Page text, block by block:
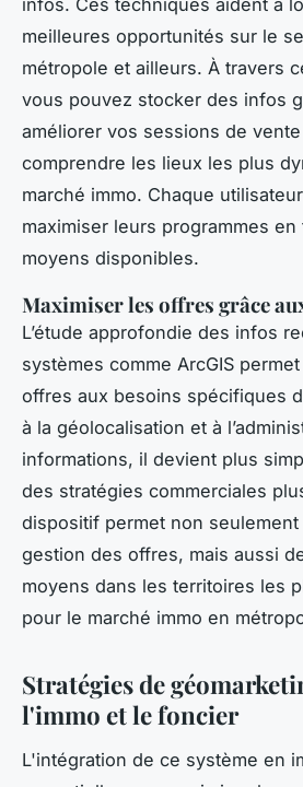
meilleures opportunités sur le
métropole et ailleurs. À travers
vous pouvez stocker des infos
améliorer vos sessions de
comprendre les lieux les plus
marché immo. Chaque
maximiser leurs programmes
moyens disponibles.
Maximiser les offres grâce
L’étude approfondie des infos
systèmes comme ArcGIS permet
offres aux besoins spécifiques
à la géolocalisation et à
informations, il devient plus
des stratégies commerciales
dispositif permet non
gestion des offres, mais aussi
moyens dans les territoires les
pour le marché immo en
Stratégies de
l'immo et le foncier
L'intégration de ce système en